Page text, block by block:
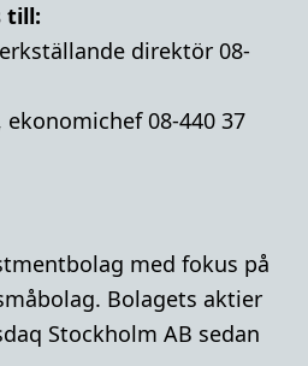
till:
direktör 08-
08-440 37
med fokus på
Bolagets aktier
Stockholm AB sedan